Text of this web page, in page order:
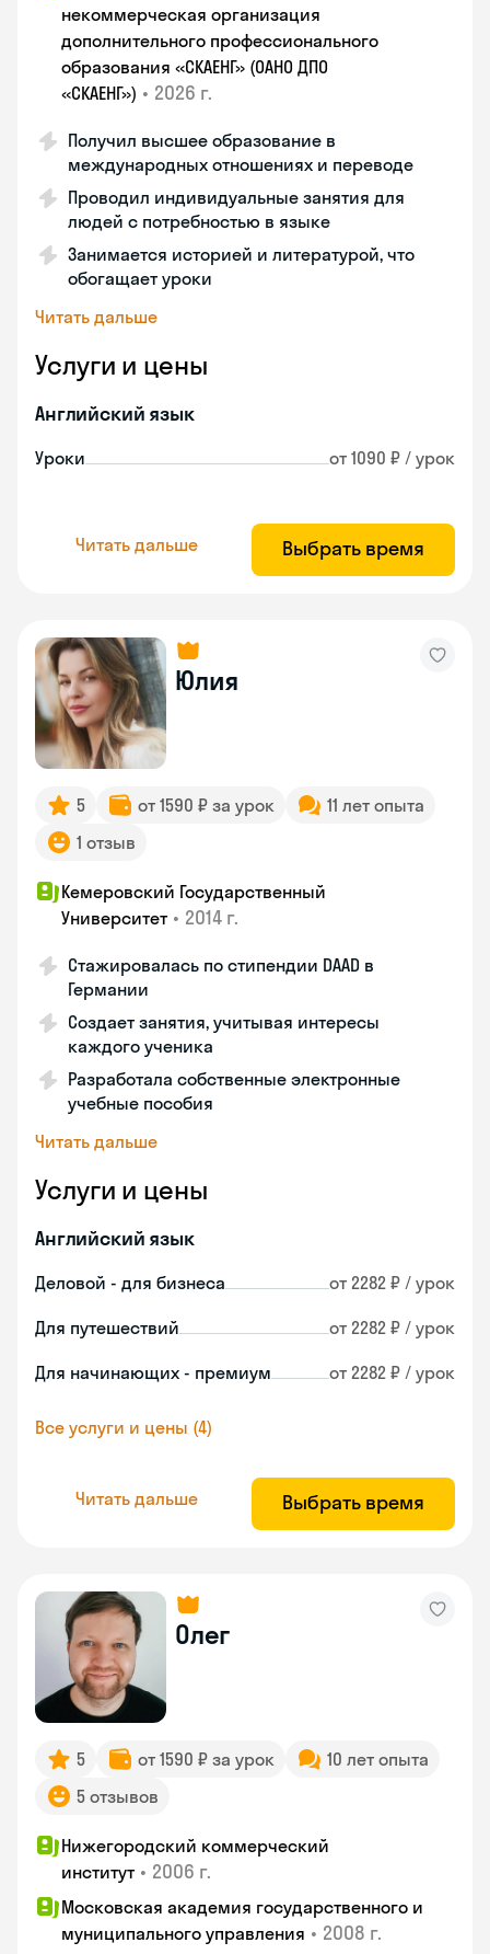
некоммерческая организация
дополнительного профессионального
образования «СКАЕНГ» (ОАНО ДПО
«СКАЕНГ») • 2026 г.
Получил высшее образование в
международных отношениях и переводе
Проводил индивидуальные занятия для
людей с потребностью в языке
Занимается историей и литературой, что
обогащает уроки
Читать дальше
Услуги и цены
Английский язык
Уроки от 1090 ₽ / урок
Читать дальше Выбрать время
Юлия
5 от 1590 ₽ за урок
11 лет опыта
1 отзыв
Кемеровский Государственный
Университет • 2014 г.
Стажировалась по стипендии DAAD в
Германии
Создает занятия, учитывая интересы
каждого ученика
Разработала собственные электронные
учебные пособия
Читать дальше
Услуги и цены
Английский язык
Деловой - для бизнеса от 2282 ₽ / урок
Для путешествий от 2282 ₽ / урок
Для начинающих - премиум от 2282 ₽ / урок
Все услуги и цены (4)
Читать дальше Выбрать время
Олег
5 от 1590 ₽ за урок
10 лет опыта
5 отзывов
Нижегородский коммерческий
институт • 2006 г.
Московская академия государственного и
муниципального управления • 2008 г.